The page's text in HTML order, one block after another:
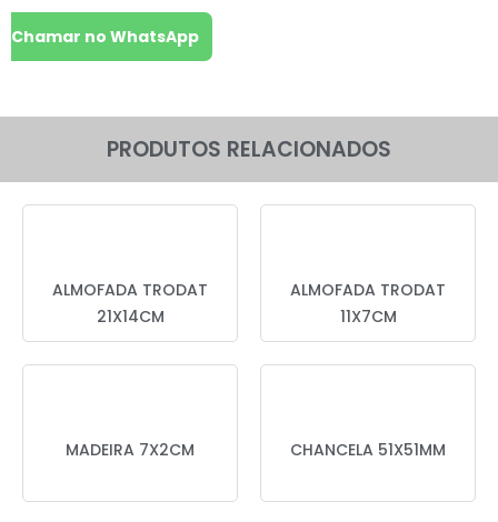
Chamar no WhatsApp
PRODUTOS RELACIONADOS
ALMOFADA TRODAT
21X14CM
ALMOFADA TRODAT
11X7CM
MADEIRA 7X2CM CHANCELA 51X51MM